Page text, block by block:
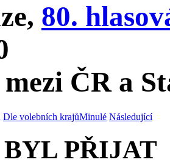
80.
ČR a
Dle volebních krajůMinulé Následující
PŘIJAT